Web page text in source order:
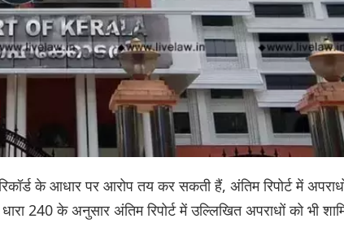
के आधार पर आरोप तय कर सकती हैं, अंतिम रिपोर्ट में
240 के अनुसार अंतिम रिपोर्ट में उल्लिखित अपराधों को भी